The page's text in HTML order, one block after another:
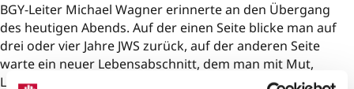
BGY-Leiter Michael Wagner erinnerte an den Übergang
des heutigen Abends. Auf der einen Seite blicke man auf
drei oder vier Jahre JWS zurück, auf der anderen Seite
warte ein neuer Lebensabschnitt, dem man mit Mut,
Lebensfreue, Vorsicht und Bedacht begegnen müsse. Er